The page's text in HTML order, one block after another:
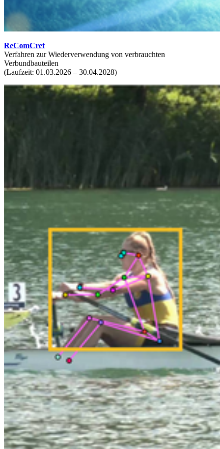
ReComCret
Verfahren zur Wiederverwendung von verbrauchten
Verbundbauteilen
(Laufzeit: 01.03.2026 – 30.04.2028)